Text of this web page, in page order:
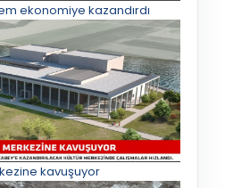
ekonomiye kazandırdı
kavuşuyor